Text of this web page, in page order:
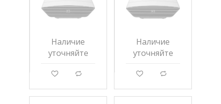
Наличие
уточняйте
g d
Наличие
уточняйте
g d